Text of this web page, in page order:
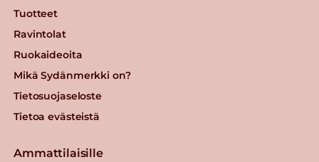
Tuotteet
Ravintolat
Ruokaideoita
Mikä Sydänmerkki on?
Tietosuojaseloste
Tietoa evästeistä
Ammattilaisille